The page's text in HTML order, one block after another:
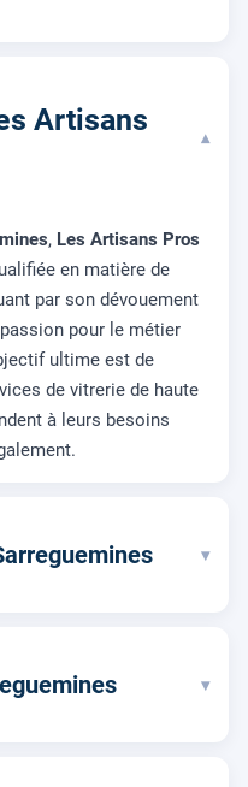
Artisans
▾
, Les Artisans Pros
en matière de
par son dévouement
pour le métier
ultime est de
de vitrerie de haute
à leurs besoins
▾
▾